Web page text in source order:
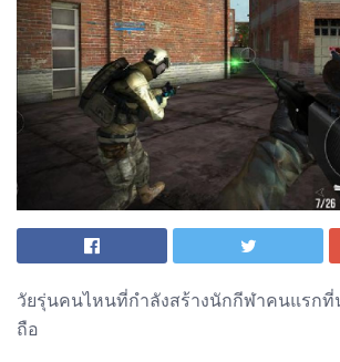
วัยรุ่นคนไหนที่กำลังสร้างนักกีฬาคนแรก
ถือ